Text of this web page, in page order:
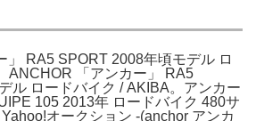
」 RA5 SPORT 2008年頃モデル ロ
ANCHOR 「アンカー」 RA5
ル ロードバイク / AKIBA。アンカー
105 2013年 ロードバイク 480サ
オークション -(anchor アンカ